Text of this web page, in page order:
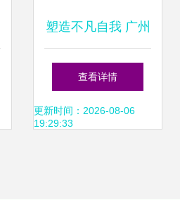
塑造不凡自我 广州
美若形象管理的个
人形象设计之旅
查看详情
更新时间：2026-08-06
19:29:33